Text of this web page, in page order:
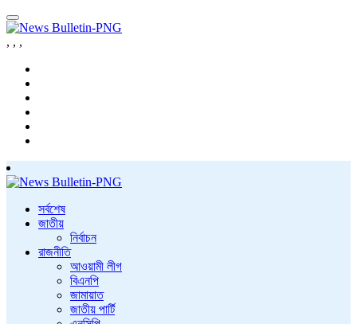
, , ,
সর্বশেষ
জাতীয়
নির্বাচন
রাজনীতি
আওয়ামী লীগ
বিএনপি
জামায়াত
জাতীয় পার্টি